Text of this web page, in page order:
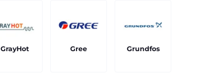
GrayHot Gree Grundfos